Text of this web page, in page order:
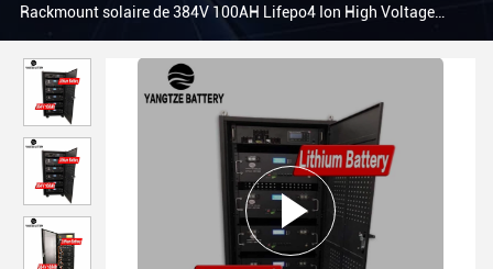
Rackmount solaire de 384V 100AH Lifepo4 Ion High Voltage